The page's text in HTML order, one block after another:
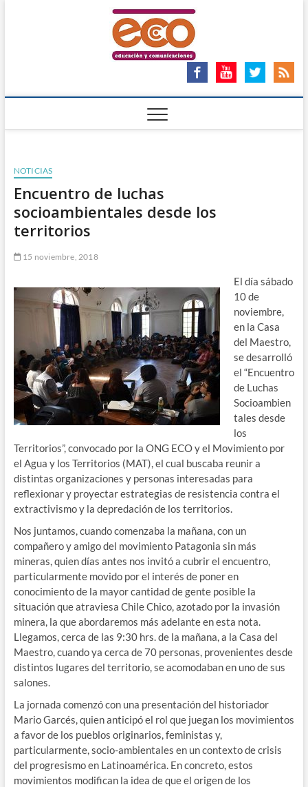
Ong
NOTICIAS
Encuentro de luchas
socioambientales desde los
territorios
15 noviembre, 2018
El día sábado
10 de
noviembre,
en la Casa
del Maestro,
se desarrolló
el “Encuentro
de Luchas
Socioambien
tales desde
los
Territorios”, convocado por la ONG ECO y el Movimiento por
el Agua y los Territorios (MAT), el cual buscaba reunir a
distintas organizaciones y personas interesadas para
reflexionar y proyectar estrategias de resistencia contra el
extractivismo y la depredación de los territorios.
Nos juntamos, cuando comenzaba la mañana, con un
compañero y amigo del movimiento Patagonia sin más
mineras, quien días antes nos invitó a cubrir el encuentro,
particularmente movido por el interés de poner en
conocimiento de la mayor cantidad de gente posible la
situación que atraviesa Chile Chico, azotado por la invasión
minera, la que abordaremos más adelante en esta nota.
Llegamos, cerca de las 9:30 hrs. de la mañana, a la Casa del
Maestro, cuando ya cerca de 70 personas, provenientes desde
distintos lugares del territorio, se acomodaban en uno de sus
salones.
La jornada comenzó con una presentación del historiador
Mario Garcés, quien anticipó el rol que juegan los movimientos
a favor de los pueblos originarios, feministas y,
particularmente, socio-ambientales en un contexto de crisis
del progresismo en Latinoamérica. En concreto, estos
movimientos modifican la idea de que el origen de los